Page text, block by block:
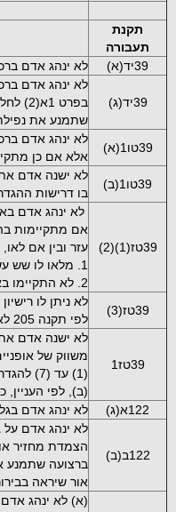
תקנת
תעבורה
39יד(א)
לא ינהג אדם
39יד(ג)
לא ינהג אדם
בפרט
שתמנע את
39טו1(א)
לא ינהג אדם
אלא אם כן מתקיימות בו
39טו1(ב)
לא ישנה אדם את
בו דרישות
39טז(1)(2)
לא ינהג אדם
עזר ובין אם
1. מלאו לו שש עשרה שנים או יותר;
2. לא התקיימו באופניים דרישות הנקובות בתקנה זו
39טז(3)
לפי תקנה 205 לאחת מדרגות רישיון הנהיגה האמורות בפסקת משנה (א);
39טז1
לא ישנה אדם את
משווק של
(ב), לפי העניין,
122א(ג) לא ינהג אדם
122ב(ב)
לא ינהג אדם על
הצמדת מחזיר
ברצועה שתמנע
אור שיראה
(א) לא ינהג אדם